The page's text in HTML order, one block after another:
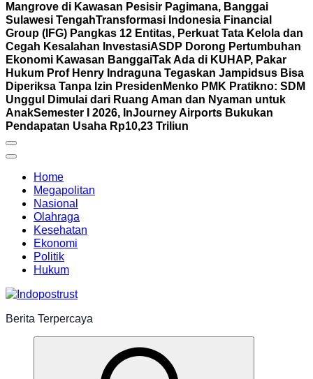
Mangrove di Kawasan Pesisir Pagimana, Banggai
Sulawesi TengahTransformasi Indonesia Financial
Group (IFG) Pangkas 12 Entitas, Perkuat Tata Kelola dan
Cegah Kesalahan InvestasiASDP Dorong Pertumbuhan
Ekonomi Kawasan BanggaiTak Ada di KUHAP, Pakar
Hukum Prof Henry Indraguna Tegaskan Jampidsus Bisa
Diperiksa Tanpa Izin Presiden Menko PMK Pratikno: SDM
Unggul Dimulai dari Ruang Aman dan Nyaman untuk
AnakSemester I 2026, InJourney Airports Bukukan
Pendapatan Usaha Rp10,23 Triliun
Home
Megapolitan
Nasional
Olahraga
Kesehatan
Ekonomi
Politik
Hukum
Berita Terpercaya